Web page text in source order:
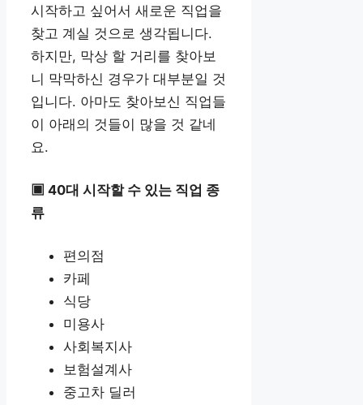
시작하고 싶어서 새로운 직업을
찾고 계실 것으로 생각됩니다.
하지만, 막상 할 거리를 찾아보
니 막막하신 경우가 대부분일 것
입니다. 아마도 찾아보신 직업들
이 아래의 것들이 많을 것 같네
요.
▣ 40대 시작할 수 있는 직업 종
류
편의점
카페
식당
미용사
사회복지사
보험설계사
중고차 딜러